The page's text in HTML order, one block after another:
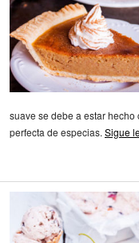
suave se debe a estar
perfecta de especias. Sigue